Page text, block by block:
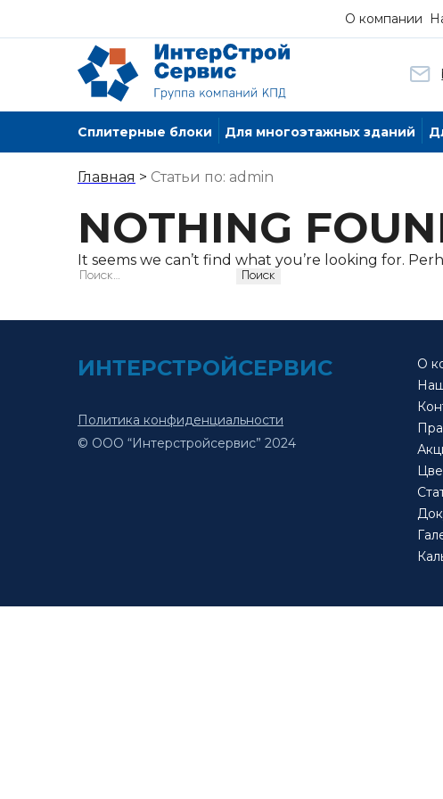
О компании
Сплитерные блоки Для многоэтажных зданий
Главная > Статьи по: admin
NOTHING
It seems we can’t find what you’re looking for.
Найти:
ИНТЕРСТРОЙСЕРВИС
Политика конфиденциальности
© ООО “Интерстройсервис” 2024
О